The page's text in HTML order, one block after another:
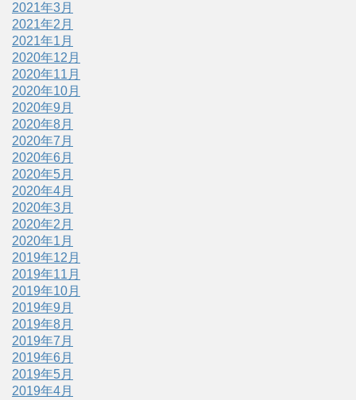
2021年3月
2021年2月
2021年1月
2020年12月
2020年11月
2020年10月
2020年9月
2020年8月
2020年7月
2020年6月
2020年5月
2020年4月
2020年3月
2020年2月
2020年1月
2019年12月
2019年11月
2019年10月
2019年9月
2019年8月
2019年7月
2019年6月
2019年5月
2019年4月